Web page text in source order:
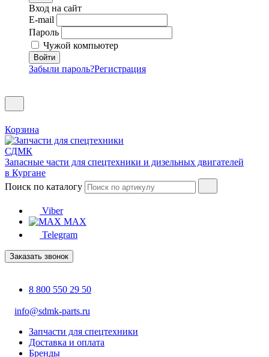
Вход на сайт
E-mail
Пароль
Чужой компьютер
Забыли пароль?Регистрация
Корзина
Запасные части для спецтехники и дизельных двигателей
в Кургане
Поиск по каталогу
Viber
MAX
Telegram
Заказать звонок
8 800 550 29 50
info@sdmk-parts.ru
Запчасти для спецтехники
Доставка и оплата
Бренды